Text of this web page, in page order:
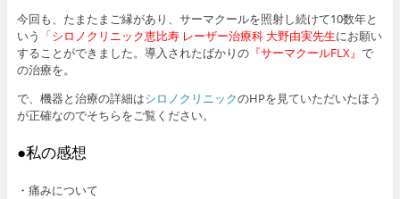
今回も、たまたまご縁があり、サーマクールを照射し続けて10数年と
いう 「シロノクリニック恵比寿 レーザー治療科 大野由実先生にお願い
することができました。導入されたばかりの『サーマクールFLX』 で
の治療を。
で、機器と治療の詳細はシロノクリニックのHPを見ていただいたほう
が正確なのでそちらをご覧ください。
●私の感想
・痛みについて